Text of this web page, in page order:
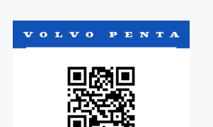
Onderdelen
Bedrijfsvaart